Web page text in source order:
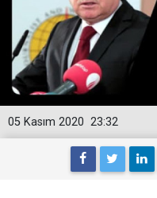
23:32
05 Kasım 2020